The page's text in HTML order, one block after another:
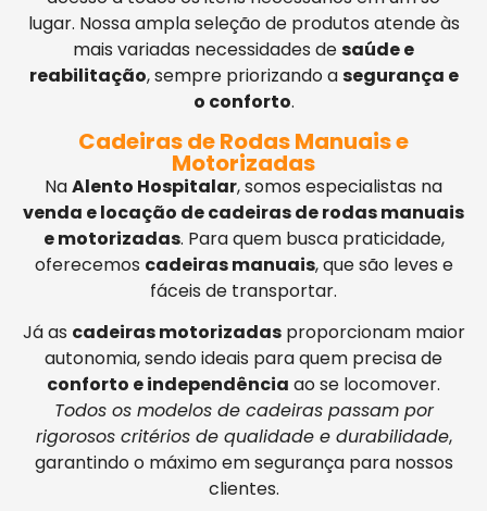
lugar. Nossa ampla seleção de produtos atende às
mais variadas necessidades desaúde e
reabilitação, sempre priorizando asegurança e
o conforto.
Cadeiras de Rodas Manuais e
Motorizadas
NaAlento Hospitalar, somos especialistas na
venda e locação de cadeiras de rodas manuais
e motorizadas. Para quem busca praticidade,
oferecemos cadeiras manuais, que são leves e
fáceis de transportar.
Já as cadeiras motorizadasproporcionam maior
autonomia, sendo ideais para quem precisa de
conforto e independência ao se locomover.
Todos os modelos de cadeiras passam por
rigorosos critérios de qualidade e durabilidade,
garantindo o máximo em segurança para nossos
clientes.